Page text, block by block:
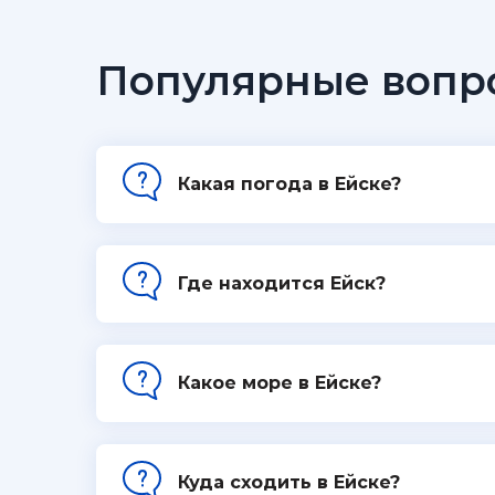
Популярные
Какая погода в Ейске?
Где находится Ейск?
Какое море в Ейске?
Куда сходить в Ейске?